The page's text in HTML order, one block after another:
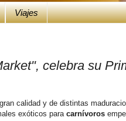
Viajes
celebra su
calidad y de distintas
exóticos para carnívoros